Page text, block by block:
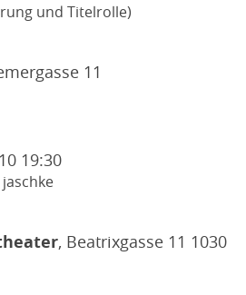
und Titelrolle)
11
19:30
, Beatrixgasse 11 1030